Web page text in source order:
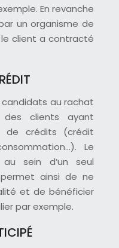
En revanche
un organisme de
client a contracté
candidats au rachat
clients ayant
de crédits (crédit
Le
sein d’un seul
ainsi de ne
et de bénéficier
par exemple.